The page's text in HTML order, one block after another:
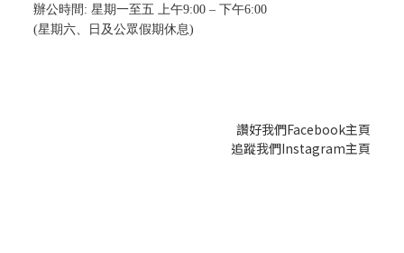
辦公時間: 星期一至五 上午9:00 – 下午6:00
(星期六、日及公眾假期休息)
讚好我們Facebook主頁
追蹤我們Instagram主頁